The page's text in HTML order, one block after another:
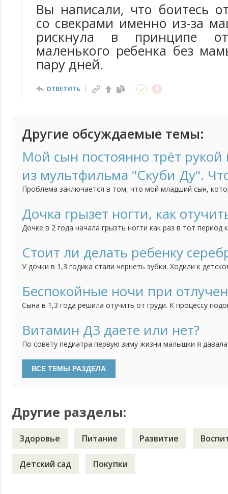
Вы написали, что боитесь
со свекрами именно из-за
рискнула в принципе
маленького ребенка без
пару дней.
ОТВЕТИТЬ
Другие обсуждаемые темы:
Мой сын постоянно трёт рукой
из мультфильма "Скуби Ду".
Проблема заключается в том, что мой младший сын,
как он начал посещать детский сад. Психолог говорит,
но мне страшно за своё чадо. Может быть у кого-нибудь
Дочка грызет ногти, как
Дочке в 2 года начала грызть ногти как раз в тот период
как вариант думаю может появление брата так
привычка грызть ногти. Сейчас дочке 3 года, а привычка
Стоит ли делать ребенку
У дочки в 1,3 годика стали чернеть зубки. Ходили к
сделать серебрение. Зубки мы чистим, но результат
теперь не знаю стоить ли делать процедуру серебрения
Беспокойные ночи при
Сына в 1,3 года решила отучить от груди. К процессу
несколько часов оставляя его одного, потом на полдня.
дневные кормления уменьшились до "вокруг сна", ночью
Витамин Д3 даете или нет?
По совету педиатра первую зиму жизни малышки я
давать витамин Д3. Особенностей развития нет,
делать, если ребенку уже 2 года и гуляем регулярно?
Другие разделы:
Здоровье Питание Развитие
Детский сад Покупки